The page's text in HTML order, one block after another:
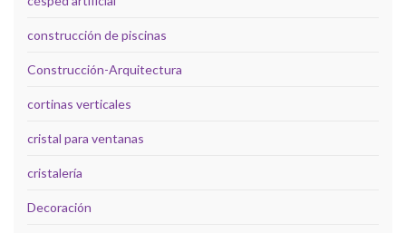
construcción de piscinas
Construcción-Arquitectura
cortinas verticales
cristal para ventanas
cristalería
Decoración